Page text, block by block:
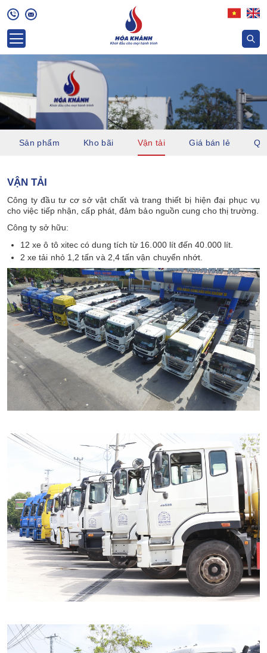
Sản phẩm Kho bãi Vận tải Giá bán lẻ
VẬN TẢI
Công ty đầu tư cơ sở vật chất và trang thiết bị hiện đại phục vụ
cho việc tiếp nhận, cấp phát, đảm bảo nguồn cung cho thị trường.
Công ty sở hữu:
12 xe ô tô xitec có dung tích từ 16.000 lít đến 40.000 lít.
2 xe tải nhỏ 1,2 tấn và 2,4 tấn vận chuyển nhớt.